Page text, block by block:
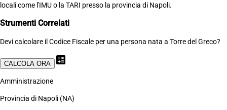
locali come l'IMU o la TARI presso la provincia di Napoli.
Strumenti Correlati
Devi calcolare il Codice Fiscale per una persona nata a Torre del Greco?
CALCOLA ORA calculate
Amministrazione
Provincia di Napoli (NA)